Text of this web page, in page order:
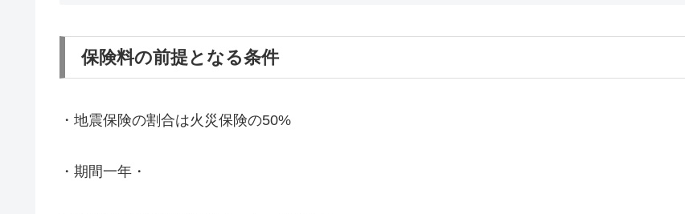
保険料の前提となる条件
・地震保険の割合は火災保険の50%
・期間一年・